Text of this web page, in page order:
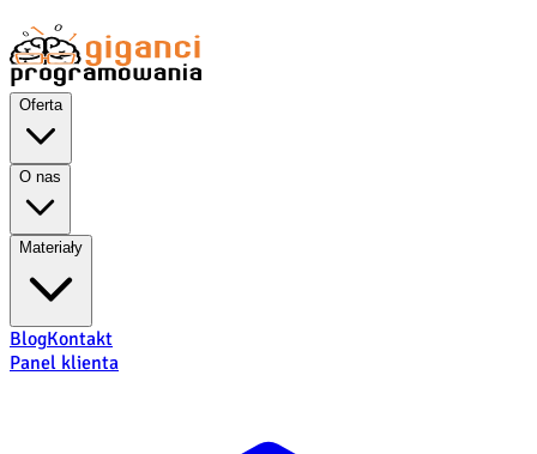
Oferta
O nas
Materiały
BlogKontakt
Panel klienta